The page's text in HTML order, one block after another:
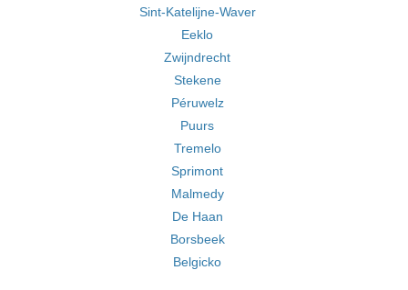
Sint-Katelijne-Waver
Eeklo
Zwijndrecht
Stekene
Péruwelz
Puurs
Tremelo
Sprimont
Malmedy
De Haan
Borsbeek
Belgicko